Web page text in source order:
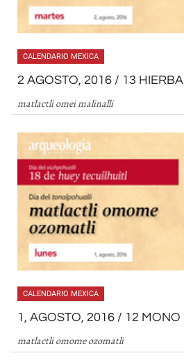
CALENDARIO MEXICA
2 AGOSTO, 2016 / 13 HIERBA
matlactli omei malinalli
CALENDARIO MEXICA
1, AGOSTO, 2016 / 12 MONO
matlactli omome ozomatli